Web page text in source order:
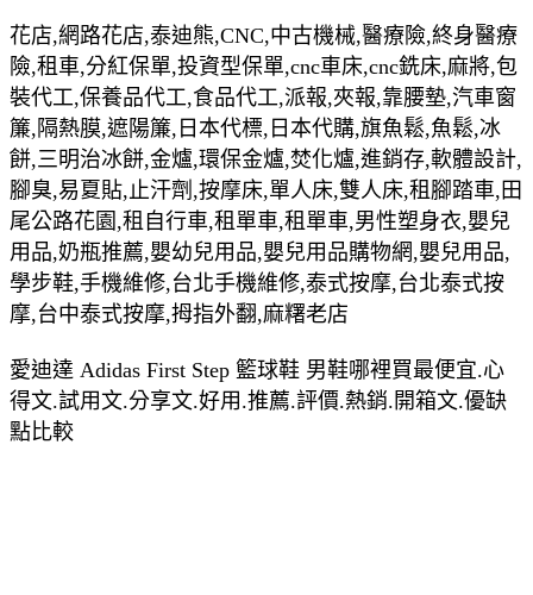
花店,網路花店,泰迪熊,CNC,中古機械,醫療險,終身醫療
險,租車,分紅保單,投資型保單,cnc車床,cnc銑床,麻將,包
裝代工,保養品代工,食品代工,派報,夾報,靠腰墊,汽車窗
簾,隔熱膜,遮陽簾,日本代標,日本代購,旗魚鬆,魚鬆,冰
餅,三明治冰餅,金爐,環保金爐,焚化爐,進銷存,軟體設計,
腳臭,易夏貼,止汗劑,按摩床,單人床,雙人床,租腳踏車,田
尾公路花園,租自行車,租單車,租單車,男性塑身衣,嬰兒
用品,奶瓶推薦,嬰幼兒用品,嬰兒用品購物網,嬰兒用品,
學步鞋,手機維修,台北手機維修,泰式按摩,台北泰式按
摩,台中泰式按摩,拇指外翻,麻糬老店
愛迪達 Adidas First Step 籃球鞋 男鞋哪裡買最便宜.心
得文.試用文.分享文.好用.推薦.評價.熱銷.開箱文.優缺
點比較